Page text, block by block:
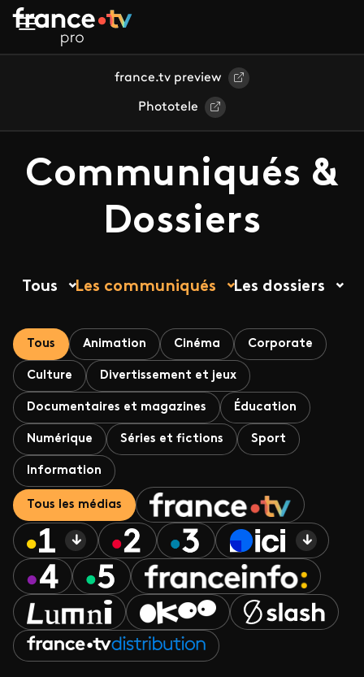
Aller au contenu principal
france.tv preview
Phototele
Communiqués &
Dossiers
Tous Les communiqués Les dossiers
Tous Animation Cinéma Corporate
Culture Divertissement et jeux
Documentaires et magazines Éducation
Numérique Séries et fictions Sport
Information
Tous les médias